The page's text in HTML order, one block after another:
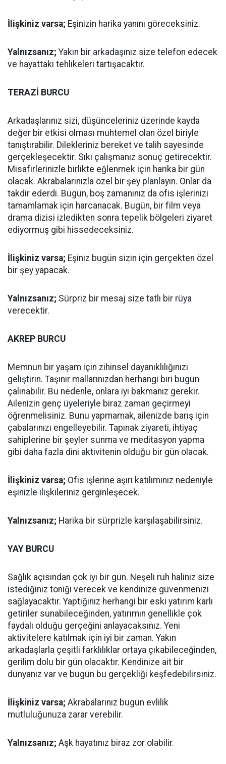
İlişkiniz varsa; Eşinizin harika yanını göreceksiniz.
Yalnızsanız; Yakın bir arkadaşınız size telefon edecek
ve hayattaki tehlikeleri tartışacaktır.
TERAZİ BURCU
Arkadaşlarınız sizi, düşünceleriniz üzerinde kayda
değer bir etkisi olması muhtemel olan özel biriyle
tanıştırabilir. Dilekleriniz bereket ve talih sayesinde
gerçekleşecektir. Sıkı çalışmanız sonuç getirecektir.
Misafirlerinizle birlikte eğlenmek için harika bir gün
olacak. Akrabalarınızla özel bir şey planlayın. Onlar da
takdir ederdi. Bugün, boş zamanınız da ofis işlerinizi
tamamlamak için harcanacak. Bugün, bir film veya
drama dizisi izledikten sonra tepelik bölgeleri ziyaret
ediyormuş gibi hissedeceksiniz.
İlişkiniz varsa; Eşiniz bugün sizin için gerçekten özel
bir şey yapacak.
Yalnızsanız; Sürpriz bir mesaj size tatlı bir rüya
verecektir.
AKREP BURCU
Memnun bir yaşam için zihinsel dayanıklılığınızı
geliştirin. Taşınır mallarınızdan herhangi biri bugün
çalınabilir. Bu nedenle, onlara iyi bakmanız gerekir.
Ailenizin genç üyeleriyle biraz zaman geçirmeyi
öğrenmelisiniz. Bunu yapmamak, ailenizde barış için
çabalarınızı engelleyebilir. Tapınak ziyareti, ihtiyaç
sahiplerine bir şeyler sunma ve meditasyon yapma
gibi daha fazla dini aktivitenin olduğu bir gün olacak.
İlişkiniz varsa; Ofis işlerine aşırı katılımınız nedeniyle
eşinizle ilişkileriniz gerginleşecek.
Yalnızsanız; Harika bir sürprizle karşılaşabilirsiniz.
YAY BURCU
Sağlık açısından çok iyi bir gün. Neşeli ruh haliniz size
istediğiniz toniği verecek ve kendinize güvenmenizi
sağlayacaktır. Yaptığınız herhangi bir eski yatırım karlı
getiriler sunabileceğinden, yatırımın genellikle çok
faydalı olduğu gerçeğini anlayacaksınız. Yeni
aktivitelere katılmak için iyi bir zaman. Yakın
arkadaşlarla çeşitli farklılıklar ortaya çıkabileceğinden,
gerilim dolu bir gün olacaktır. Kendinize ait bir
dünyanız var ve bugün bu gerçekliği keşfedebilirsiniz.
İlişkiniz varsa; Akrabalarınız bugün evlilik
mutluluğunuza zarar verebilir.
Yalnızsanız; Aşk hayatınız biraz zor olabilir.